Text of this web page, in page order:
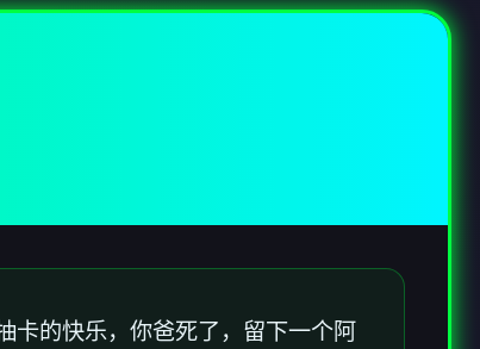
卡的快乐，你爸死了，留下一个阿